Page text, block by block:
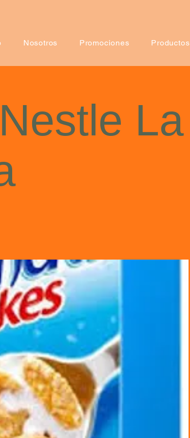
Nosotros Promociones Productos
La